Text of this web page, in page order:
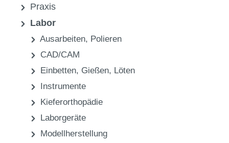
Praxis
Labor
Ausarbeiten, Polieren
CAD/CAM
Einbetten, Gießen, Löten
Instrumente
Kieferorthopädie
Laborgeräte
Modellherstellung